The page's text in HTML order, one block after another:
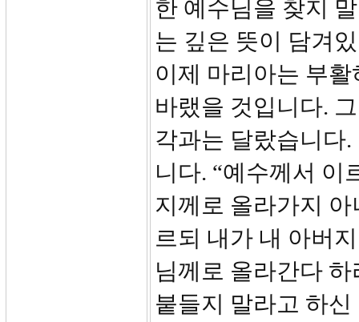
한 예수님을 찾지
는 깊은 뜻이 담겨
이제 마리아는 부
바랬을 것입니다.
각과는 달랐습니다
니다. “예수께서 이
지께로 올라가지
르되 내가 내 아버
님께로 올라간다
붙들지 말라고 하